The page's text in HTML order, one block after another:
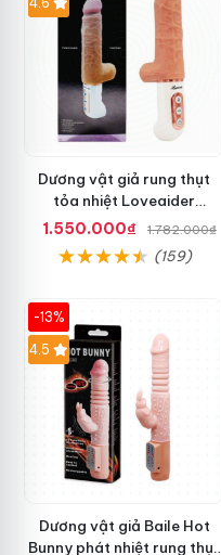
Dương vật giả rung thụt
tỏa nhiệt Loveaider
Footman silicon an toàn
1.550.000₫ 1.782.000₫
(159)
-13%
Hot
4.5
Dương vật giả Baile Hot
Bunny phát nhiệt rung thụt